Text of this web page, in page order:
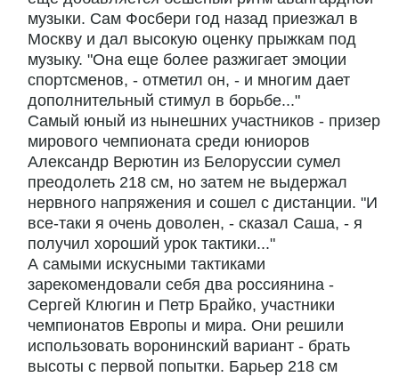
музыки. Сам Фосбери год назад приезжал в
Москву и дал высокую оценку прыжкам под
музыку. "Она еще более разжигает эмоции
спортсменов, - отметил он, - и многим дает
дополнительный стимул в борьбе..."
Самый юный из нынешних участников - призер
мирового чемпионата среди юниоров
Александр Верютин из Белоруссии сумел
преодолеть 218 см, но затем не выдержал
нервного напряжения и сошел с дистанции. "И
все-таки я очень доволен, - сказал Саша, - я
получил хороший урок тактики..."
А самыми искусными тактиками
зарекомендовали себя два россиянина -
Сергей Клюгин и Петр Брайко, участники
чемпионатов Европы и мира. Они решили
использовать воронинский вариант - брать
высоты с первой попытки. Барьер 218 см